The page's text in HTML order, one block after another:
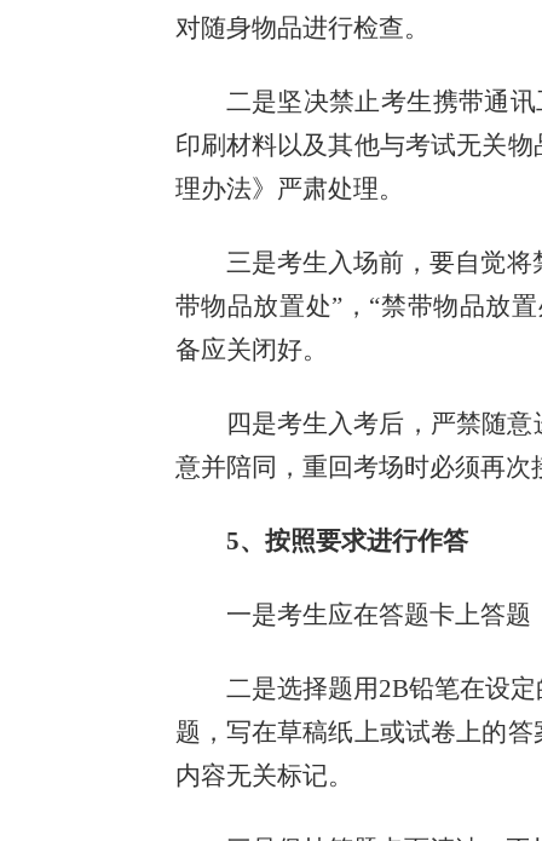
对随身物品进行检查。
二是坚决禁止考生携带通
印刷材料以及其他与考试无关
理办法》严肃处理。
三是考生入场前，要自觉
带物品放置处”，“禁带物品放
备应关闭好。
四是考生入考后，严禁随
意并陪同，重回考场时必须再次
5、按照要求进行作答
一是考生应在答题卡上答
二是选择题用2B铅笔在设
题，写在草稿纸上或试卷上的
内容无关标记。